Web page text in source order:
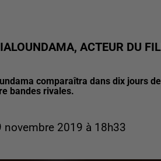
ACTEUR DU
comparaîtra dans dix jours
bandes rivales.
novembre 2019 à 18h33